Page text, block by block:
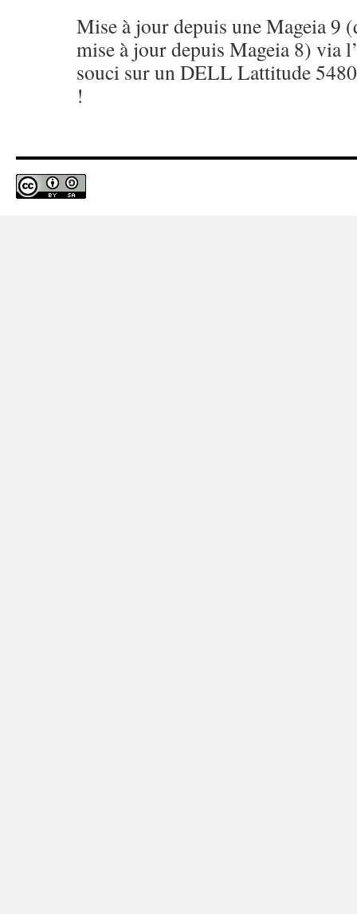
Mise à jour depuis une Mageia 9
mise à jour depuis Mageia 8) via
souci sur un DELL Lattitude
!